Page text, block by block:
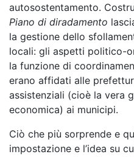
autosostentamento.
Piano di diradamento
la gestione dello
locali: gli aspetti politico-
la funzione di
erano affidati alle
assistenziali (cioè la vera
economica) ai municipi.
Ciò che più sorprende e
impostazione e l’idea su